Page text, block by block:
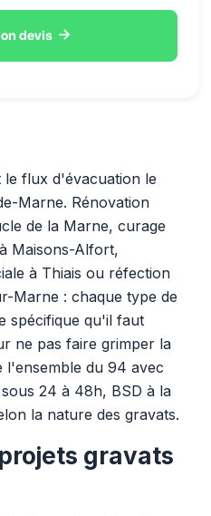
le flux d'évacuation le
Marne. Rénovation
de la Marne, curage
Maisons-Alfort,
à Thiais ou réfection
Marne : chaque type de
spécifique qu'il faut
ne pas faire grimper la
du 94 avec
24 à 48h, BSD à la
la nature des gravats.
gravats
devis 